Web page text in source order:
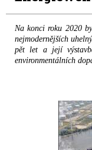
Na konci roku 2020
nejmodernějších
pět let a její
environmentálních